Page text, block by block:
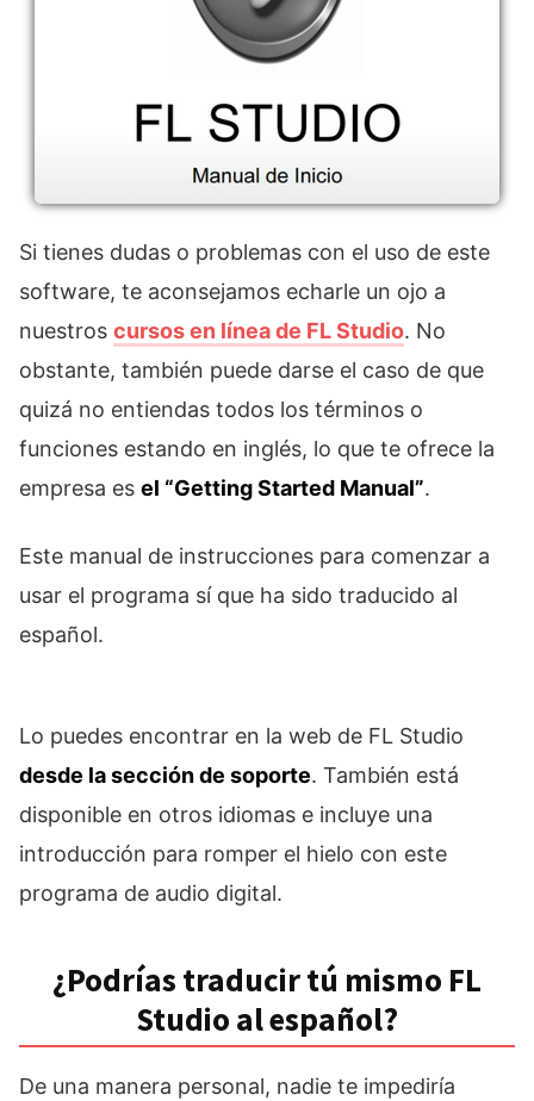
Si tienes dudas o problemas con el uso de este
software, te aconsejamos echarle un ojo a
nuestros cursos en línea de FL Studio. No
obstante, también puede darse el caso de que
quizá no entiendas todos los términos o
funciones estando en inglés, lo que te ofrece la
empresa es el “Getting Started Manual”.
Este manual de instrucciones para comenzar a
usar el programa sí que ha sido traducido al
español.
Lo puedes encontrar en la web de FL Studio
desde la sección de soporte. También está
disponible en otros idiomas e incluye una
introducción para romper el hielo con este
programa de audio digital.
¿Podrías traducir tú mismo FL
Studio al español?
De una manera personal, nadie te impediría